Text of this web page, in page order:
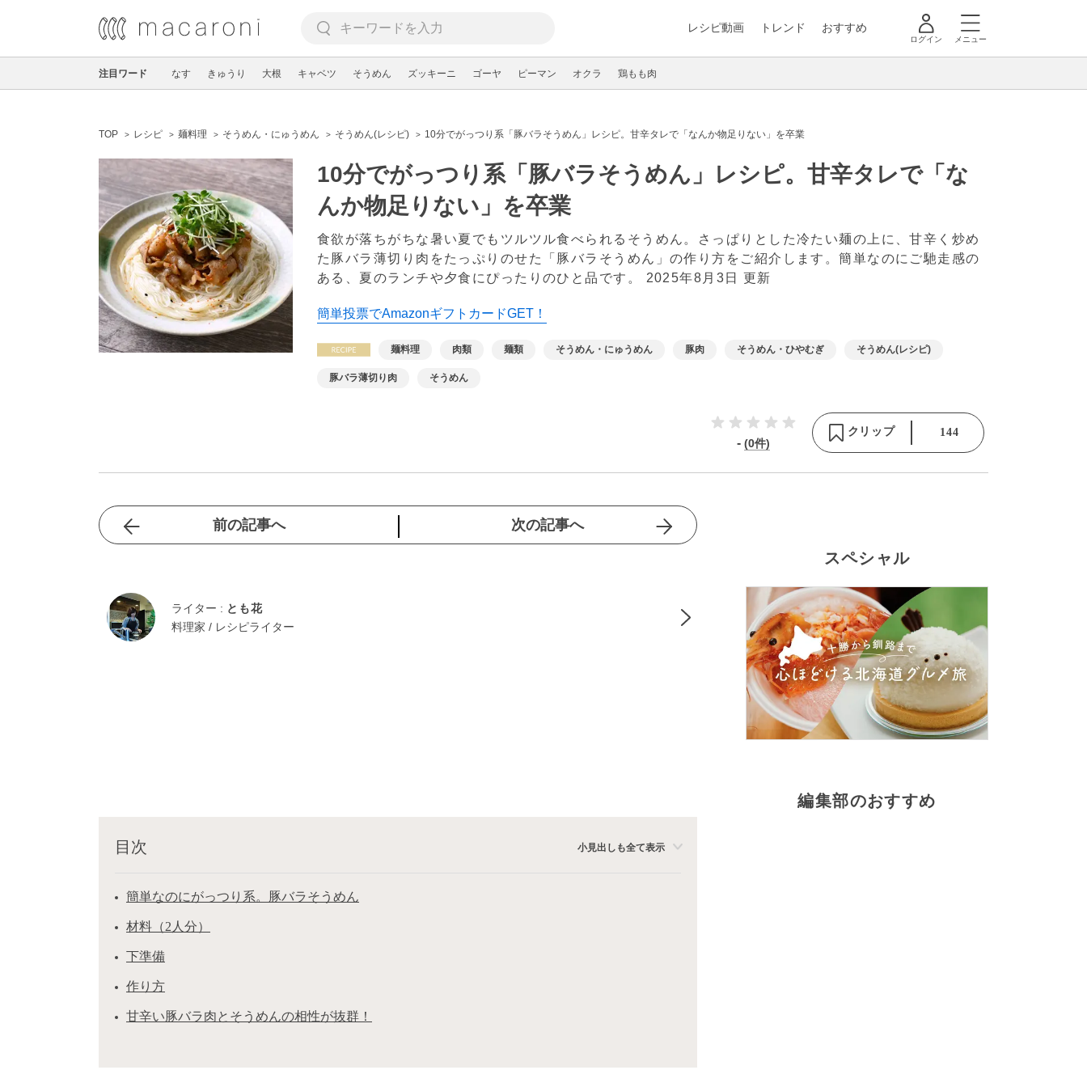
レシピ動画 トレンド おすすめ
ログイン メニュー
注目ワード なす きゅうり 大根 キャベツ そうめん ズッキーニ ゴーヤ ピーマン オクラ 鶏もも肉
TOP レシピ 麺料理 そうめん・にゅうめん そうめん(レシピ) 10分でがっつり系「豚バラそうめん」レシピ。甘辛タレで「なんか物足りない」を卒業
10分でがっつり系「豚バラそうめん」レシピ。甘辛タレで「な
んか物足りない」を卒業
食欲が落ちがちな暑い夏でもツルツル食べられるそうめん。さっぱりとした冷たい麺の上に、甘辛く炒め
た豚バラ薄切り肉をたっぷりのせた「豚バラそうめん」の作り方をご紹介します。簡単なのにご馳走感の
ある、夏のランチや夕食にぴったりのひと品です。 2025年8月3日 更新
簡単投票でAmazonギフトカードGET！
麺料理 肉類 麺類 そうめん・にゅうめん 豚肉 そうめん・ひやむぎ そうめん(レシピ)
豚バラ薄切り肉 そうめん
- (0件)
クリップ 144
前の記事へ 次の記事へ
ライター : とも花
料理家 / レシピライター
目次 小見出しも全て表示
簡単なのにがっつり系。豚バラそうめん
材料（2人分）
下準備
作り方
甘辛い豚バラ肉とそうめんの相性が抜群！
スペシャル
編集部のおすすめ